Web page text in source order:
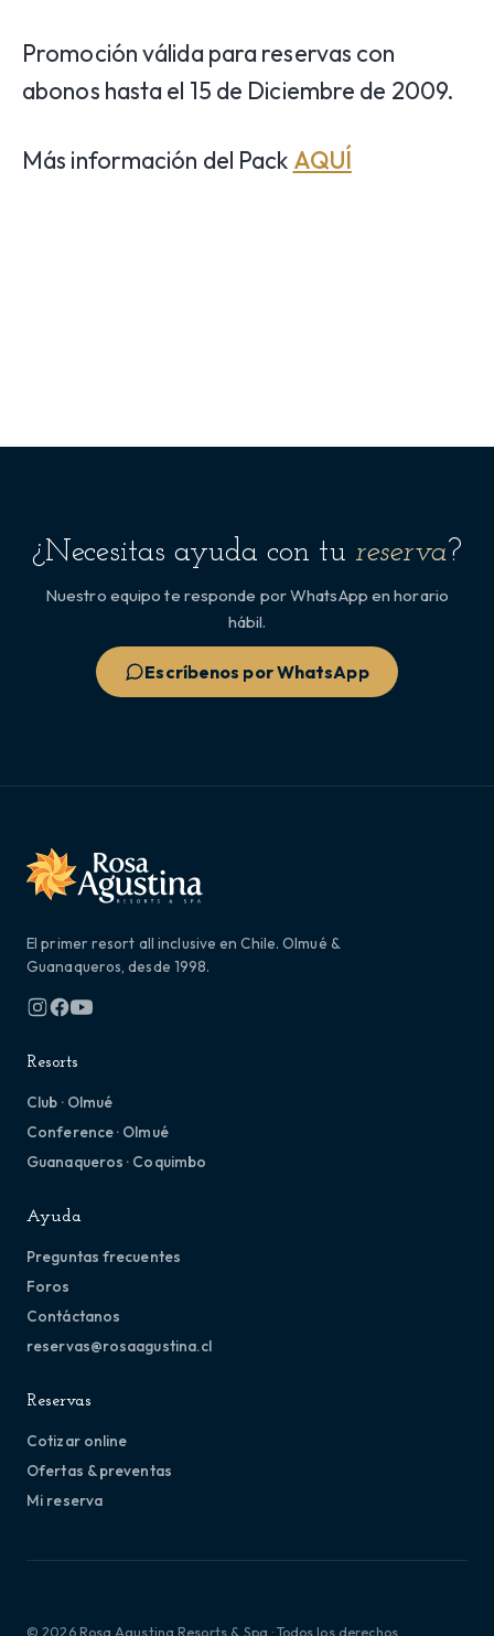
Promoción válida para reservas con
abonos hasta el 15 de Diciembre de 2009.
Más información del Pack AQUÍ
¿Necesitas ayuda con tu reserva?
Nuestro equipo te responde por WhatsApp en horario
hábil.
Escríbenos por WhatsApp
El primer resort all inclusive en Chile. Olmué &
Guanaqueros, desde 1998.
Resorts
Club · Olmué
Conference · Olmué
Guanaqueros · Coquimbo
Ayuda
Preguntas frecuentes
Foros
Contáctanos
reservas@rosaagustina.cl
Reservas
Cotizar online
Ofertas & preventas
Mi reserva
© 2026 Rosa Agustina Resorts & Spa · Todos los derechos